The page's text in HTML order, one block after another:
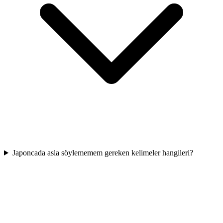
Japoncada asla söylememem gereken kelimeler hangileri?